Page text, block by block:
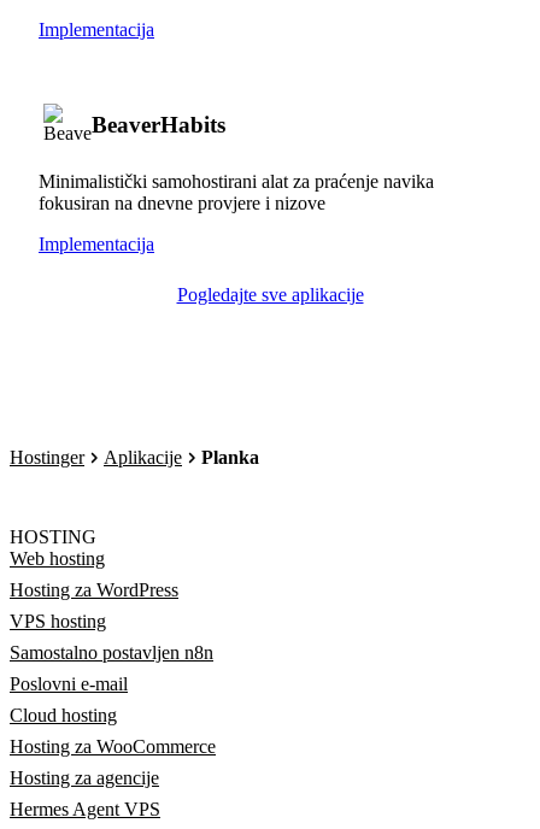
Implementacija
BeaverHabits
Minimalistički samohostirani alat za praćenje navika
fokusiran na dnevne provjere i nizove
Implementacija
Pogledajte sve aplikacije
Hostinger Aplikacije Planka
HOSTING
Web hosting
Hosting za WordPress
VPS hosting
Samostalno postavljen n8n
Poslovni e-mail
Cloud hosting
Hosting za WooCommerce
Hosting za agencije
Hermes Agent VPS